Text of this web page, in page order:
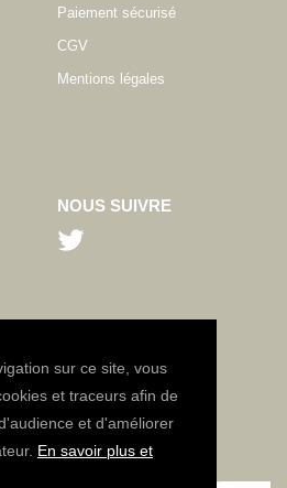
sur ce site, vous
et traceurs afin de
et d'améliorer
En savoir plus et
Paiement sécurisé
CGV
Mentions légales
NOUS SUIVRE
: